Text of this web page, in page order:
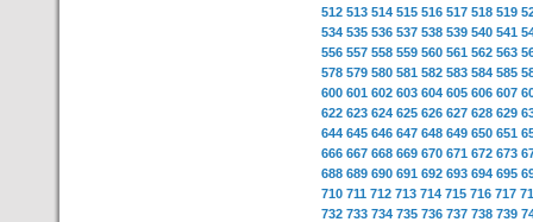
512 513 514 515 516 517 518 519
534 535 536 537 538 539 540 541
556 557 558 559 560 561 562 563
578 579 580 581 582 583 584 585
600 601 602 603 604 605 606 607
622 623 624 625 626 627 628 629
644 645 646 647 648 649 650 651
666 667 668 669 670 671 672 673
688 689 690 691 692 693 694 695
710 711 712 713 714 715 716 717
732 733 734 735 736 737 738 739